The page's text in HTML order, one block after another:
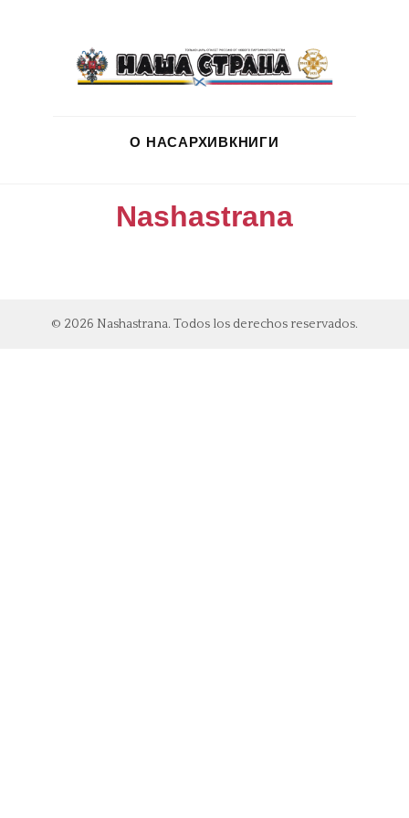
О НАСАРХИВКНИГИ
Nashastrana
© 2026 Nashastrana. Todos los derechos reservados.